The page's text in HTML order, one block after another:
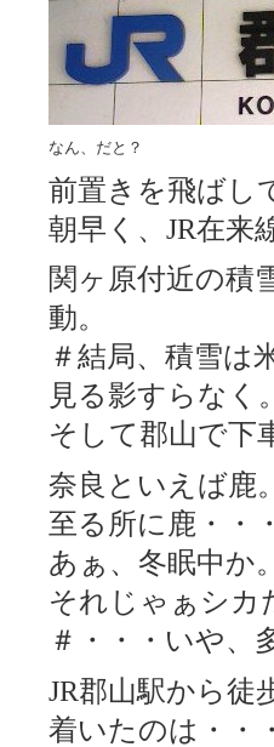
なん、だと？
前置きを飛ばし
朝早く、JR在来
関ヶ原付近の積
動。
＃結局、積雪は
見る影すらなく。
そして郡山で下
奈良といえば鹿。
至る所に鹿・・
あぁ、冬眠中か。
それじゃぁシカ
＃・・・いや、
JR郡山駅から徒
着いたのは・・・